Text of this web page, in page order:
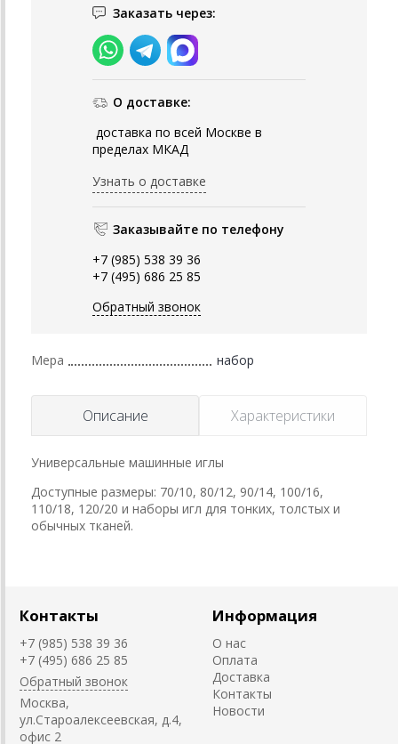
Заказать через:
О доставке:
доставка по всей Москве в
пределах МКАД
Узнать о доставке
Заказывайте по телефону
+7 (985) 538 39 36
+7 (495) 686 25 85
Обратный звонок
Мера набор
Описание Характеристики
Универсальные машинные иглы
Доступные размеры: 70/10, 80/12, 90/14, 100/16,
110/18, 120/20 и наборы игл для тонких, толстых и
обычных тканей.
Контакты
+7 (985) 538 39 36
+7 (495) 686 25 85
Обратный звонок
Москва,
ул.Староалексеевская, д.4,
офис 2
Информация
О нас
Оплата
Доставка
Контакты
Новости